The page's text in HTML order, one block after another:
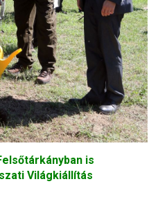
is
Világkiállítás